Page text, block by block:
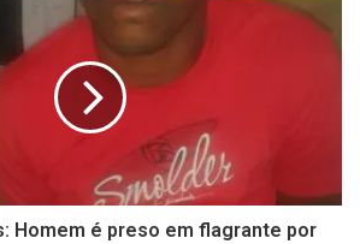
Homem é preso em flagrante por